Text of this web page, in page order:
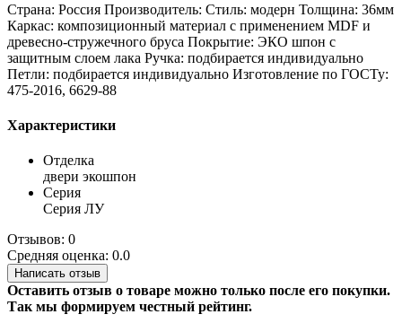
Страна: Россия Производитель: Стиль: модерн Толщина: 36мм
Каркас: композиционный материал с применением MDF и
древесно-стружечного бруса Покрытие: ЭКО шпон с
защитным слоем лака Ручка: подбирается индивидуально
Петли: подбирается индивидуально Изготовление по ГОСТу:
475-2016, 6629-88
Характеристики
Отделка
двери экошпон
Серия
Серия ЛУ
Отзывов: 0
Средняя оценка: 0.0
Написать отзыв
Оставить отзыв о товаре можно только после его покупки.
Так мы формируем честный рейтинг.